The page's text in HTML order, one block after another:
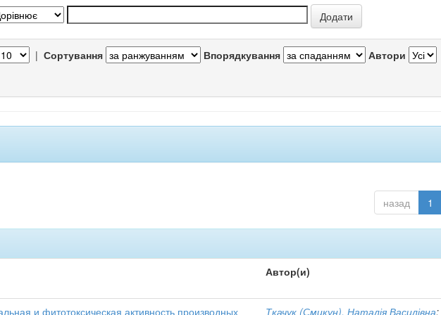
| Сортування Впорядкування Автори
назад 1
Автор(и)
и фитотоксическая активность производных Ткачук (Смикун), Наталія Василівна;